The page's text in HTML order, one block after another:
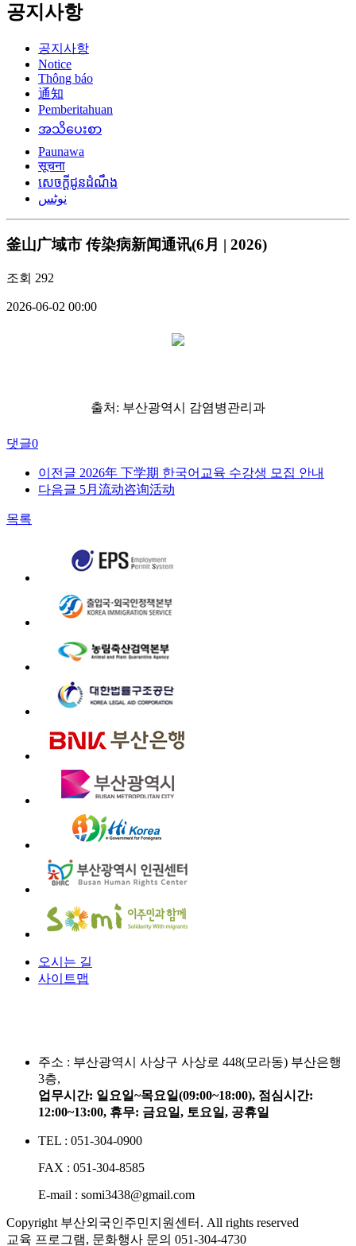
공지사항
공지사항
Notice
Thông báo
通知
Pemberitahuan
အသိပေးစာ
Paunawa
सूचना
សេចក្តីជូនដំណឹង
نوٹس
釜山广域市 传染病新闻通讯(6月 | 2026)
조회 292
2026-06-02 00:00
출처: 부산광역시 감염병관리과
댓글0
이전글 2026年 下学期 한국어교육 수강생 모집 안내
다음글 5月流动咨询活动
목록
오시는 길
사이트맵
주소 : 부산광역시 사상구 사상로 448(모라동) 부산은행
3층,
업무시간: 일요일~목요일(09:00~18:00), 점심시간:
12:00~13:00, 휴무: 금요일, 토요일, 공휴일
TEL : 051-304-0900
FAX : 051-304-8585
E-mail : somi3438@gmail.com
Copyright 부산외국인주민지원센터. All rights reserved
교육 프로그램, 문화행사 문의 051-304-4730